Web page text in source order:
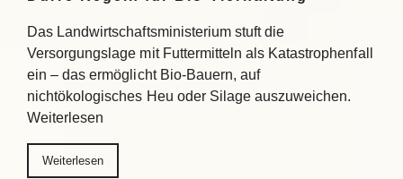
Das Landwirtschaftsministerium stuft die
Versorgungslage mit Futtermitteln als Katastrophenfall
ein – das ermöglicht Bio-Bauern, auf
nichtökologisches Heu oder Silage auszuweichen.
Weiterlesen
Weiterlesen